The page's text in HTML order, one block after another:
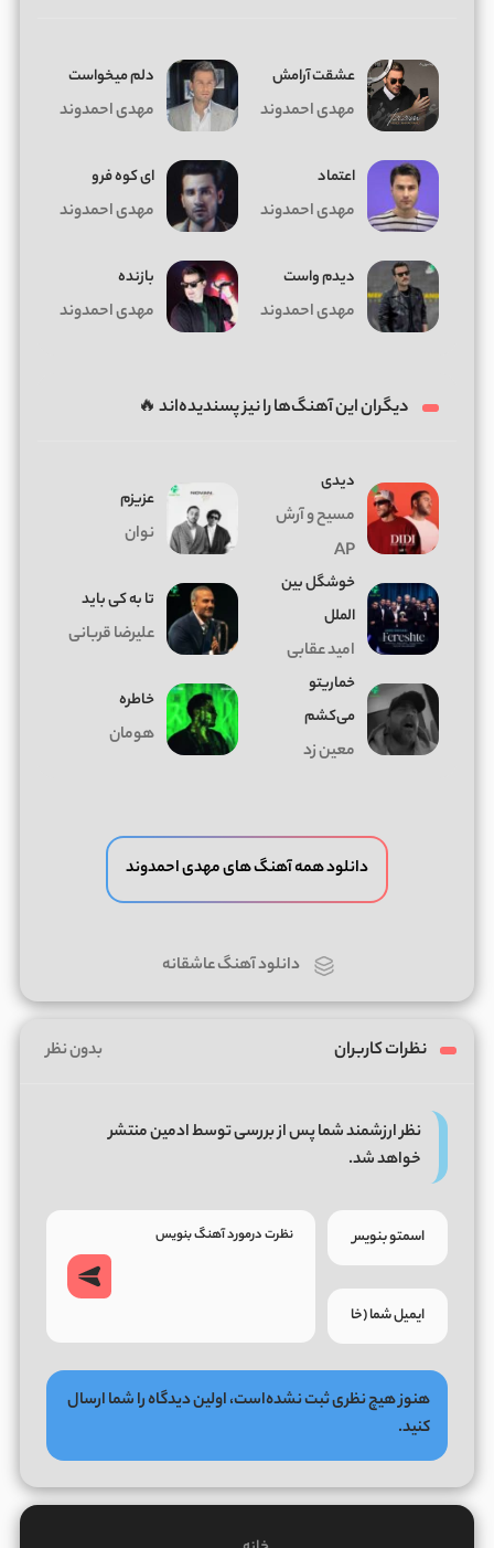
عشقت آرامش
مهدی احمدوند
دلم میخواست
مهدی احمدوند
اعتماد
مهدی احمدوند
ای کوه فرو
مهدی احمدوند
دیدم واست
مهدی احمدوند
بازنده
مهدی احمدوند
دیگران این آهنگ‌ها را نیز پسندیده‌اند 🔥
دیدی
مسیح و آرش
AP
عزیزم
نوان
خوشگل بین
الملل
امید عقابی
تا به کی باید
علیرضا قربانی
خماریتو
می‌کشم
معین زد
خاطره
هومان
دانلود همه آهنگ های مهدی احمدوند
دانلود آهنگ عاشقانه
نظرات کاربران بدون نظر
نظر ارزشمند شما پس از بررسی توسط ادمین منتشر
خواهد شد.
هنوز هیچ نظری ثبت نشده‌است، اولین دیدگاه را شما ارسال
کنید.